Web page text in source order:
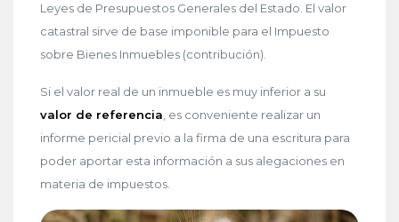
Leyes de Presupuestos Generales del Estado. El valor
catastral sirve de base imponible para el Impuesto
sobre Bienes Inmuebles (contribución).
Si el valor real de un inmueble es muy inferior a su
valor de referencia, es conveniente realizar un
informe pericial previo a la firma de una escritura para
poder aportar esta información a sus alegaciones en
materia de impuestos.